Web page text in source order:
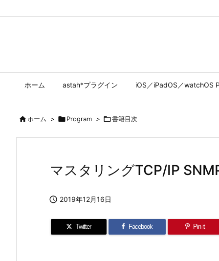
ホーム astah*プラグイン iOS／iPadOS／watchOS
ホーム > Program > 書籍目次
マスタリングTCP/IP
 2019年12月16日
Twitter Facebook Pin it